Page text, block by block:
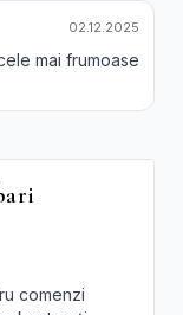
02.12.2025
mai frumoase
comenzi